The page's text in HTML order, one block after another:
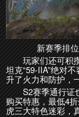
新赛季排
玩家们还可积攒
坦克“59-IIA”绝对
升了火力和防护，
S2赛季通行证也
购买特惠，最低4
虎三大特色迷彩，